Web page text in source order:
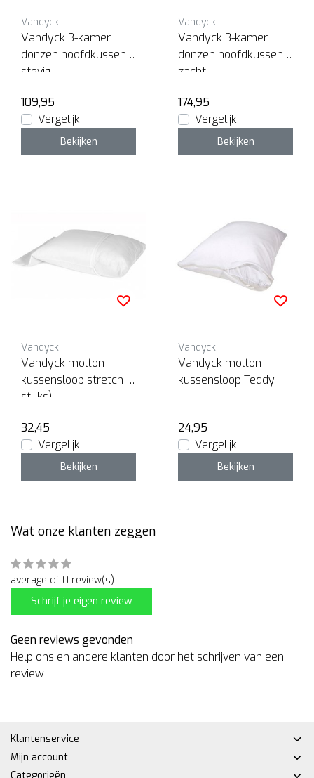
Vandyck
Vandyck 3-kamer
donzen hoofdkussen
stevig
109,95
Vergelijk
Bekijken
Vandyck
Vandyck 3-kamer
donzen hoofdkussen
zacht
174,95
Vergelijk
Bekijken
Vandyck
Vandyck molton
kussensloop stretch (2
stuks)
32,45
Vergelijk
Bekijken
Vandyck
Vandyck molton
kussensloop Teddy
24,95
Vergelijk
Bekijken
Wat onze klanten zeggen
average of 0 review(s)
Schrijf je eigen review
Geen reviews gevonden
Help ons en andere klanten door het schrijven van een
review
Klantenservice
Mijn account